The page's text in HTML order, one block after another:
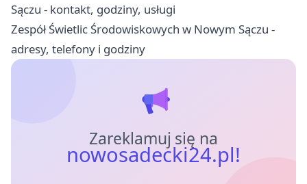
Sączu - kontakt, godziny, usługi
Zespół Świetlic Środowiskowych w Nowym Sączu -
adresy, telefony i godziny
Zareklamuj się na
nowosadecki24.pl!